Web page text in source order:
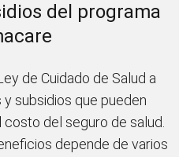
del programa
de Cuidado de Salud a
subsidios que pueden
del seguro de salud.
depende de varios